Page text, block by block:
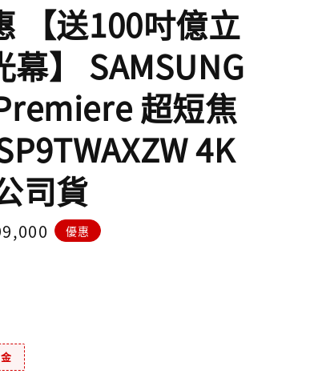
【送100吋億立
】 SAMSUNG
超短焦
4K
司貨
優惠